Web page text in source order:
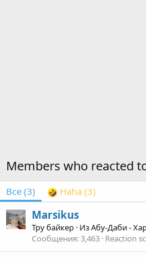
Members who reacted
Все (3) Haha (3)
Marsikus
Тру байкер · ИзАбу-Даби -
Сообщения 3,463 Reaction